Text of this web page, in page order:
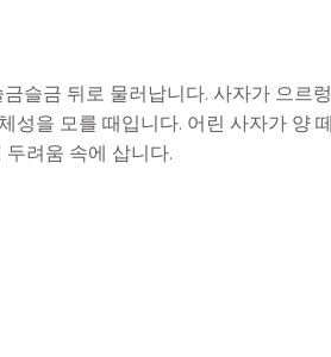
슬금 뒤로 물러납니다. 사자가 으르렁
성을 모를 때입니다. 어린 사자가 양 떼
려움 속에 삽니다.